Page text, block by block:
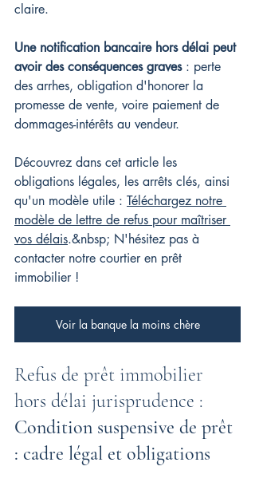
claire.
Une notification bancaire hors délai peut
avoir des conséquences graves : perte
des arrhes, obligation d'honorer la
promesse de vente, voire paiement de
dommages-intérêts au vendeur.
Découvrez dans cet article les
obligations légales, les arrêts clés, ainsi
qu'un modèle utile : Téléchargez notre
modèle de lettre de refus pour maîtriser
vos délais.&nbsp; N'hésitez pas à
contacter notre courtier en prêt
immobilier !
Voir la banque la moins chère
Refus de prêt immobilier
hors délai jurisprudence :
Condition suspensive de prêt
: cadre légal et obligations